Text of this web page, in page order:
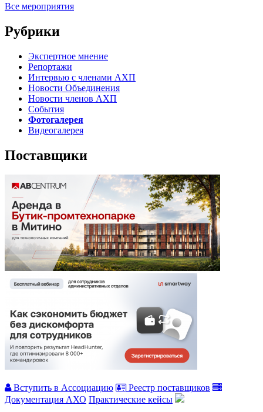
Все мероприятия
Рубрики
Экспертное мнение
Репортажи
Интервью с членами АХП
Новости Объединения
Новости членов АХП
События
Фотогалерея
Видеогалерея
Поставщики
Вступить в Ассоциацию
Реестр поставщиков
Документация АХО Практические кейсы